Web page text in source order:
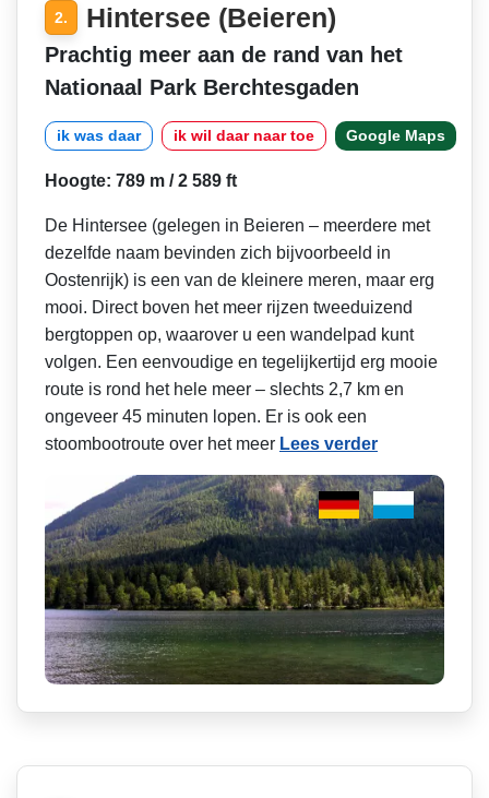
2. Hintersee (Beieren)
Prachtig meer aan de rand van het
Nationaal Park Berchtesgaden
ik was daar ik wil daar naar toe Google Maps
Hoogte: 789 m / 2 589 ft
De Hintersee (gelegen in Beieren – meerdere met
dezelfde naam bevinden zich bijvoorbeeld in
Oostenrijk) is een van de kleinere meren, maar erg
mooi. Direct boven het meer rijzen tweeduizend
bergtoppen op, waarover u een wandelpad kunt
volgen. Een eenvoudige en tegelijkertijd erg mooie
route is rond het hele meer – slechts 2,7 km en
ongeveer 45 minuten lopen. Er is ook een
stoombootroute over het meer Lees verder